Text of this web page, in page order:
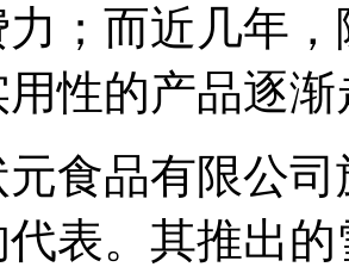
；而近几年
性的产品逐
食品有限公
表。其推出